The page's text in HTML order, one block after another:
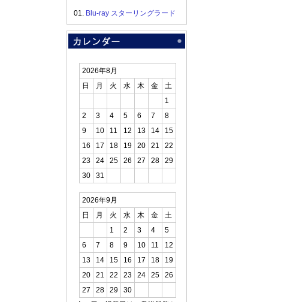
01. Blu-ray スターリングラード
2026年8月
日
月 火 水 木 金
土
1
2
3 4 5 6 7
8
9
10 11 12 13 14
15
16
17 18 19 20 21
22
23
24 25 26 27 28
29
30
31
2026年9月
日
月 火 水 木 金
土
1
2 3 4
5
6
7 8 9 10 11
12
13
14 15 16 17 18
19
20
21 22 23 24 25
26
27
28 29
30